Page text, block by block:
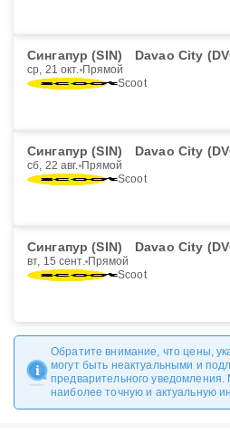
Сингапур (SIN) Davao City
ср, 21 окт. Прямой
Scoot
Сингапур (SIN) Davao City
сб, 22 авг. Прямой
Scoot
Сингапур (SIN) Davao City
вт, 15 сент. Прямой
Scoot
Обратите внимание, что цены,
могут быть неактуальными и
предварительного
наиболее точную и актуальную